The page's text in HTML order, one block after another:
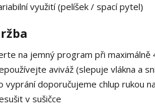
využití (pelíšek / spací pytel)
na jemný program při maximálně
aviváž (slepuje vlákna a
vyprání doporučujeme chlup rukou
v sušičce